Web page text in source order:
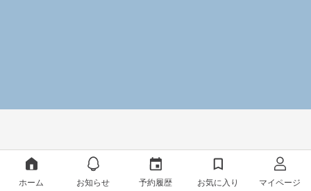
ホーム お知らせ 予約履歴 お気に入り マイページ